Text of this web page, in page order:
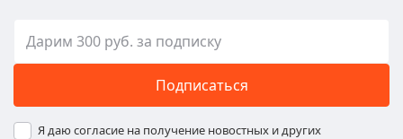
Подписаться
Я даю согласие на получение новостных и других